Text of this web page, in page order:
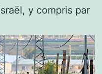
y compris par